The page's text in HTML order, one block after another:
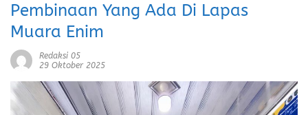
Pembinaan Yang Ada Di Lapas
Muara Enim
Redaksi 05
29 Oktober 2025